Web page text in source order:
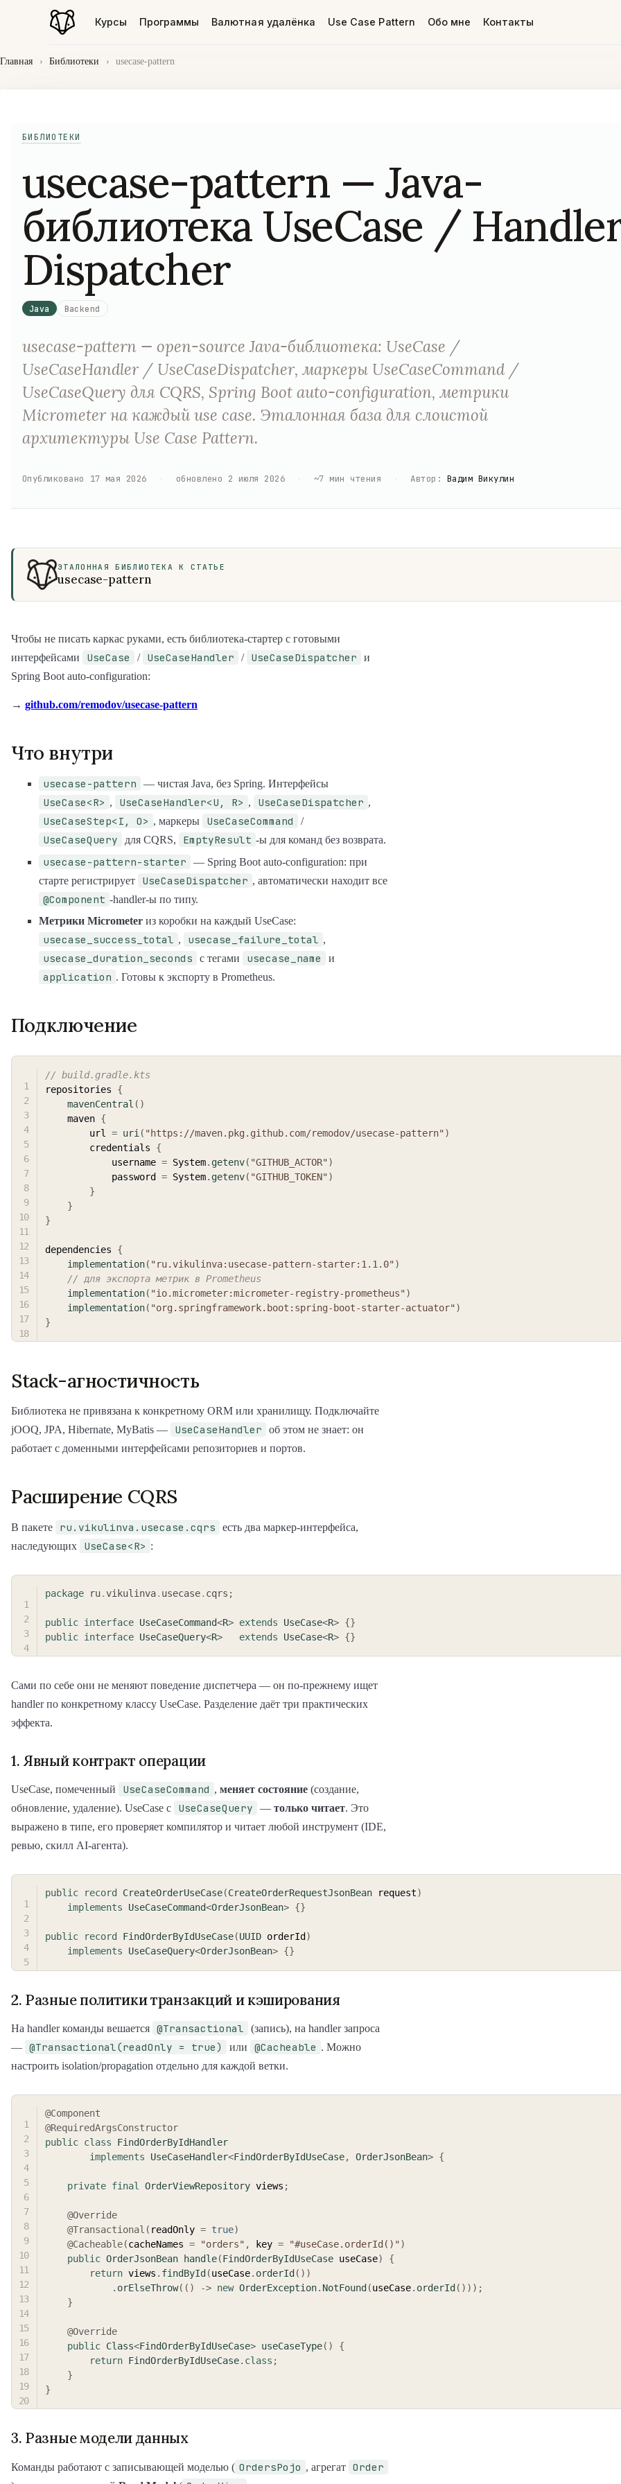
Курсы Программы Валютная удалёнка Use Case Pattern Обо мне Контакты
Главная › Библиотеки › usecase-pattern
БИБЛИОТЕКИ
usecase-pattern — Java-
библиотека UseCase /
Dispatcher
Java Backend
usecase-pattern — open-source Java-библиотека: UseCase /
UseCaseHandler / UseCaseDispatcher, маркеры UseCaseCommand /
UseCaseQuery для CQRS, Spring Boot auto-configuration, метрики
Micrometer на каждый use case. Эталонная база для слоистой
архитектуры Use Case Pattern.
Опубликовано 17 мая 2026 обновлено 2 июля 2026 ~7 мин чтения Автор : Вадим Викулин
ЭТАЛОННАЯ БИБЛИОТЕКА К СТАТЬЕ
usecase-pattern
Чтобы не писать каркас руками, есть библиотека-стартер с готовыми
интерфейсами
UseCase / UseCaseHandler / UseCaseDispatcher
и
Spring Boot auto-configuration:
→ github.com/remodov/usecase-pattern
Что внутри
usecase-pattern — чистая Java, без Spring. Интерфейсы
UseCase<R> , UseCaseHandler<U, R> , UseCaseDispatcher ,
UseCaseStep<I, O> , маркеры UseCaseCommand /
UseCaseQuery для CQRS, EmptyResult -ы для команд без возврата.
usecase-pattern-starter
— Spring Boot auto-configuration: при
старте регистрирует
UseCaseDispatcher , автоматически находит все
@Component -handler-ы по типу.
Метрики Micrometer из коробки на каждый UseCase:
usecase_success_total , usecase_failure_total ,
usecase_duration_seconds с тегами usecase_name и
application . Готовы к экспорту в Prometheus.
Подключение
// build.gradle.kts
repositories {
mavenCentral ( )
    maven
{
        url
= uri ( "https://maven.pkg.github.com/remodov/usecase-pattern")
        credentials
{
            username
= System. getenv( "GITHUB_ACTOR")
            password
= System. getenv( "GITHUB_TOKEN")
}
}
}
dependencies {
implementation( "ru.vikulinva:usecase-pattern-starter:1.1.0")
// для экспорта метрик в Prometheus
implementation( "io.micrometer:micrometer-registry-prometheus")
implementation( "org.springframework.boot:spring-boot-starter-actuator")
}
Stack-агностичность
Библиотека не привязана к конкретному ORM или хранилищу. Подключайте
jOOQ, JPA, Hibernate, MyBatis —
UseCaseHandler
об этом не знает: он
работает с доменными интерфейсами репозиториев и портов.
Расширение CQRS
В пакете ru.vikulinva.usecase.cqrs
есть два маркер-интерфейса,
наследующих
UseCase<R> :
package ru.vikulinva. usecase. cqrs ;
public interface UseCaseCommand<R> extends UseCase<R> {}
public interface UseCaseQuery<R> extends UseCase<R> {}
Сами по себе они не меняют поведение диспетчера — он по-прежнему ищет
handler по конкретному классу UseCase. Разделение даёт три практических
эффекта.
1. Явный контракт операции
UseCase, помеченный UseCaseCommand , меняет состояние (создание,
обновление, удаление). UseCase с
UseCaseQuery — только читает. Это
выражено в типе, его проверяет компилятор и читает любой инструмент (IDE,
ревью, скилл AI-агента).
public record CreateOrderUseCase(CreateOrderRequestJsonBean request)
implements
UseCaseCommand<OrderJsonBean> {}
public record FindOrderByIdUseCase(UUID orderId )
implements
UseCaseQuery<OrderJsonBean> {}
2. Разные политики транзакций и кэширования
На handler команды вешается @Transactional
(запись), на handler запроса
— @Transactional(readOnly = true) или @Cacheable . Можно
настроить isolation/propagation отдельно для каждой ветки.
@Component
@RequiredArgsConstructor
public class
FindOrderByIdHandler
implements
UseCaseHandler<FindOrderByIdUseCase, OrderJsonBean> {
private final OrderViewRepository views ;
@Override
@Transactional ( readOnly = true)
@Cacheable(cacheNames = "orders" , key = "#useCase.orderId()")
public OrderJsonBean handle(FindOrderByIdUseCase useCase)
{
return views . findById (useCase. orderId ( ) )
. orElseThrow( ( ) -> new OrderException. NotFound (useCase. orderId ( ) ) ) ;
}
@Override
public Class<FindOrderByIdUseCase> useCaseType( )
{
return FindOrderByIdUseCase. class ;
}
}
3. Разные модели данных
Команды работают с записывающей моделью ( OrdersPojo , агрегат Order